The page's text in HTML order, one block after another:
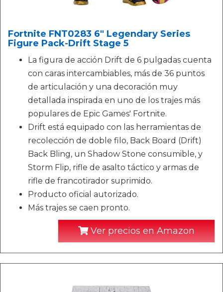
Fortnite FNT0283 6" Legendary Series
Figure Pack-Drift Stage 5
La figura de acción Drift de 6 pulgadas cuenta
con caras intercambiables, más de 36 puntos
de articulación y una decoración muy
detallada inspirada en uno de los trajes más
populares de Epic Games' Fortnite.
Drift está equipado con las herramientas de
recolección de doble filo, Back Board (Drift)
Back Bling, un Shadow Stone consumible, y
Storm Flip, rifle de asalto táctico y armas de
rifle de francotirador suprimido.
Producto oficial autorizado.
Más trajes se caen pronto.
Ver precios en Amazon